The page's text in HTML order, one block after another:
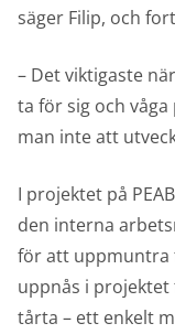
säger Filip, och
– Det viktigaste
ta för sig och
man inte att
I projektet på
den interna
för att uppmuntra
uppnås i
tårta – ett enkelt